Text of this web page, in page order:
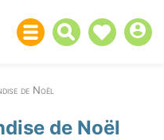
de Noël
de Noël